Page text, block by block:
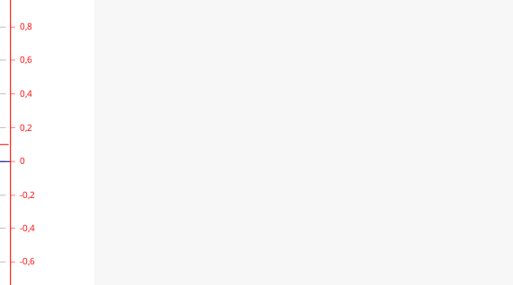
-0,6
-0,4
-0,2
0
0,2
0,4
0,6
0,8